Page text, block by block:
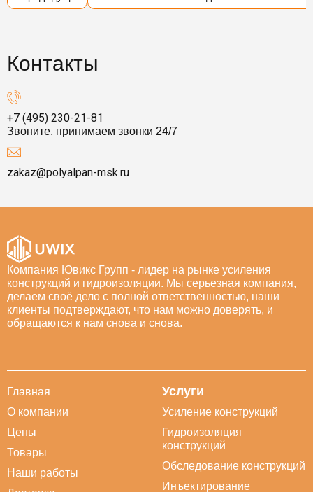
Контакты
+7 (495) 230-21-81
Звоните, принимаем звонки 24/7
zakaz@polyalpan-msk.ru
Компания Ювикс Групп - лидер на рынке усиления
конструкций и гидроизоляции. Мы серьезная компания,
делаем своё дело с полной ответственностью, наши
клиенты подтверждают, что нам можно доверять, и
обращаются к нам снова и снова.
Главная
О компании
Цены
Товары
Наши работы
Услуги
Усиление конструкций
Гидроизоляция
конструкций
Обследование конструкций
Инъектирование